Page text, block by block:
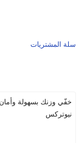
سلة المشتريات